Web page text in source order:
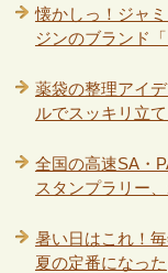
懐かしっ！ジャ
ジンのブランド
薬袋の整理アイ
ルでスッキリ立
全国の高速SA・
スタンプラリー
暑い日はこれ！
夏の定番になった